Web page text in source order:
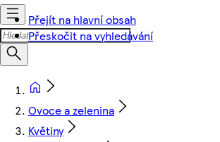
Přejít na hlavní obsah
Přeskočit na vyhledávání
Ovoce a zelenina
Květiny